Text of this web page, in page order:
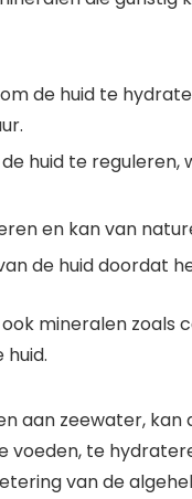
de huid te
huid te
en kan van
de huid doordat
mineralen zoals
aan zeewater, kan
voeden, te
van de